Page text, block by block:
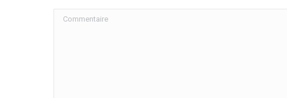
Commentaire